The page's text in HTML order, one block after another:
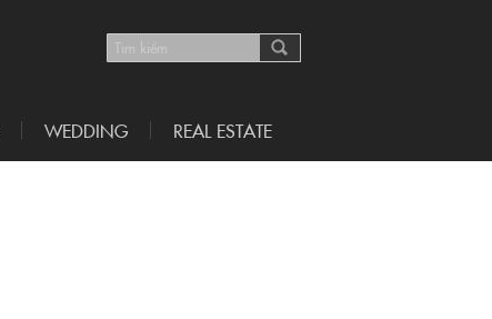
WEDDING REAL ESTATE